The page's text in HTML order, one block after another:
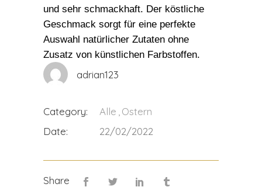
und sehr schmackhaft. Der köstliche
Geschmack sorgt für eine perfekte
Auswahl natürlicher Zutaten ohne
Zusatz von künstlichen Farbstoffen.
adrian123
Category: Alle Ostern
Date:
22/02/2022
Share